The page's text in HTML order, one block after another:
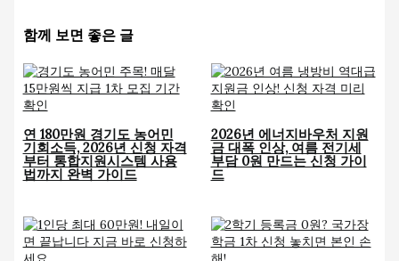
함께 보면 좋은 글
연 180만원 경기도 농어민
기회소득, 2026년 신청 자격
부터 통합지원시스템 사용
법까지 완벽 가이드
2026년 에너지바우처 지원
금 대폭 인상, 여름 전기세
부담 0원 만드는 신청 가이
드